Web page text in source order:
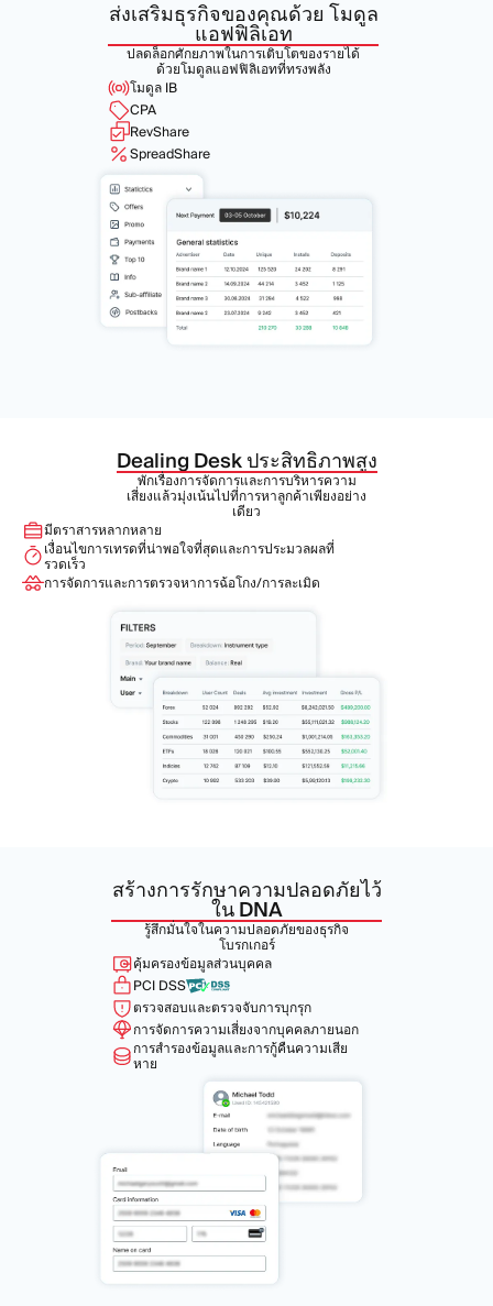
ส่งเสริมธุรกิจของคุณด้วย โมดูล
แอฟฟิลิเอท
ปลดล็อกศักยภาพในการเติบโตของรายได้
ด้วยโมดูลแอฟฟิลิเอทที่ทรงพลัง
โมดูล IB
CPA
RevShare
SpreadShare
Dealing Desk ประสิทธิภาพสูง
พักเรื่องการจัดการและการบริหารความ
เสี่ยงแล้วมุ่งเน้นไปที่การหาลูกค้าเพียงอย่าง
เดียว
มีตราสารหลากหลาย
เงื่อนไขการเทรดที่น่าพอใจที่สุดและการประมวลผลที่
รวดเร็ว
การจัดการและการตรวจหาการฉ้อโกง/การละเมิด
สร้างการรักษาความปลอดภัยไว้
ใน DNA
รู้สึกมั่นใจในความปลอดภัยของธุรกิจ
โบรกเกอร์
คุ้มครองข้อมูลส่วนบุคคล
PCI DSS
ตรวจสอบและตรวจจับการบุกรุก
การจัดการความเสี่ยงจากบุคคลภายนอก
การสำรองข้อมูลและการกู้คืนความเสีย
หาย